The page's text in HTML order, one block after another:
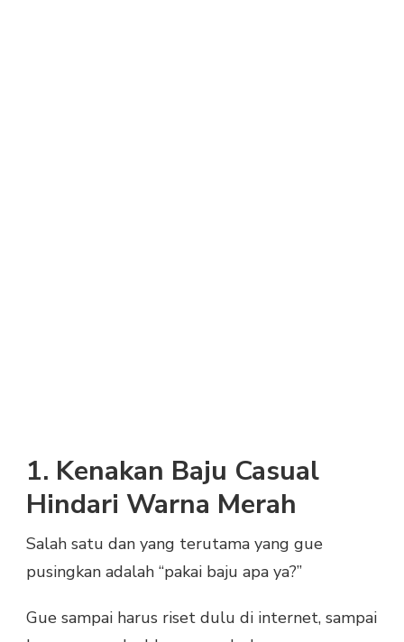
1. Kenakan Baju Casual
Hindari Warna Merah
Salah satu dan yang terutama yang gue
pusingkan adalah “pakai baju apa ya?”
Gue sampai harus riset dulu di internet, sampai